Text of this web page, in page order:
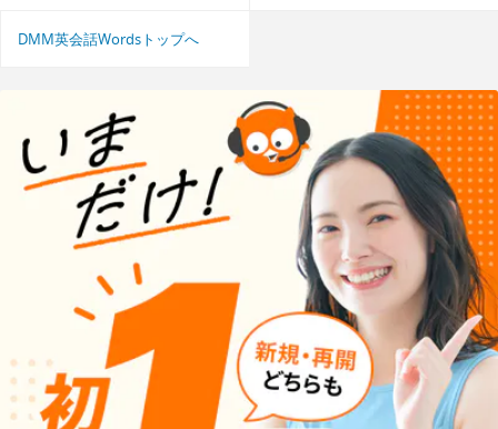
DMM英会話Wordsトップへ